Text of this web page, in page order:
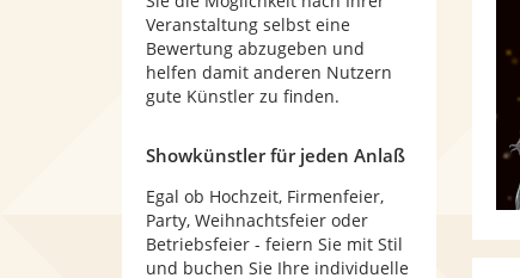
Veranstaltung selbst eine
Bewertung abzugeben und
helfen damit anderen Nutzern
gute Künstler zu finden.
Showkünstler für jeden Anlaß
Egal ob Hochzeit, Firmenfeier,
Party, Weihnachtsfeier oder
Betriebsfeier - feiern Sie mit Stil
und buchen Sie Ihre individuelle